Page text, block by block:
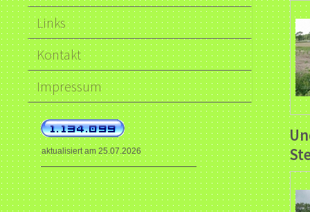
Links
Kontakt
Impressum
aktualisiert am 25.07.2026